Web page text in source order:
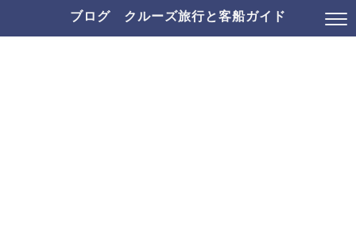
ブログ クルーズ旅行と客船ガイド